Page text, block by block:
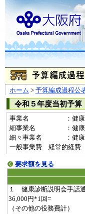
ホーム > 予算編成過程公
令和５年度当初予
事業名
：健
細事業名
：健
細々事業名
：健
一般事業費 経常的経費
要求額を見る
１ 健康診断説明会手話
36,000円*1回=
（その他の役務費計）